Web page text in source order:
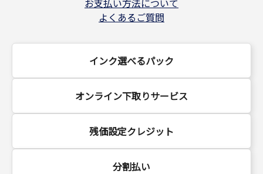
お支払い方法について
よくあるご質問
インク選べるパック
オンライン下取りサービス
残価設定クレジット
分割払い